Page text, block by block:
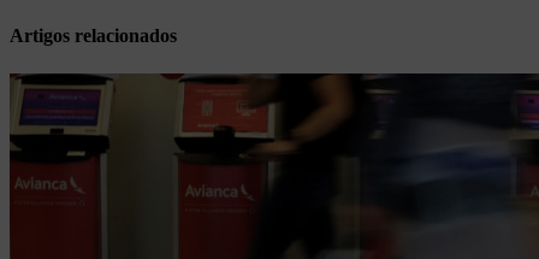
Artigos relacionados